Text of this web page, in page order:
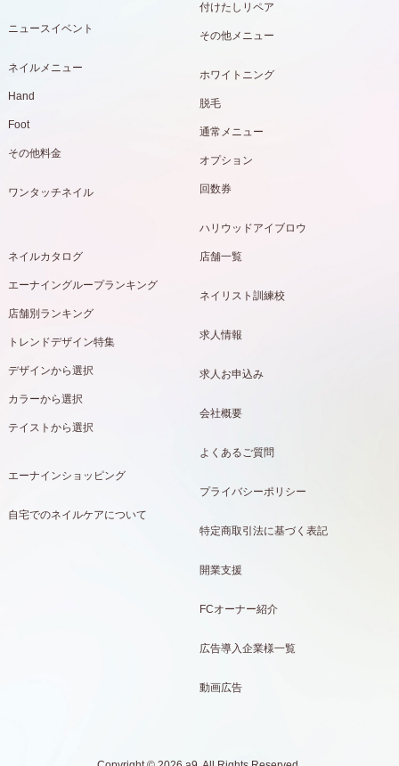
ニュースイベント
ネイルメニュー
Hand
Foot
その他料金
ワンタッチネイル
付けたしリペア
その他メニュー
ホワイトニング
脱毛
通常メニュー
オプション
回数券
ハリウッドアイブロウ
ネイルカタログ
エーナイングループランキング
店舗別ランキング
トレンドデザイン特集
デザインから選択
カラーから選択
テイストから選択
エーナインショッピング
自宅でのネイルケアについて
店舗一覧
ネイリスト訓練校
求人情報
求人お申込み
会社概要
よくあるご質問
プライバシーポリシー
特定商取引法に基づく表記
開業支援
FCオーナー紹介
広告導入企業様一覧
動画広告